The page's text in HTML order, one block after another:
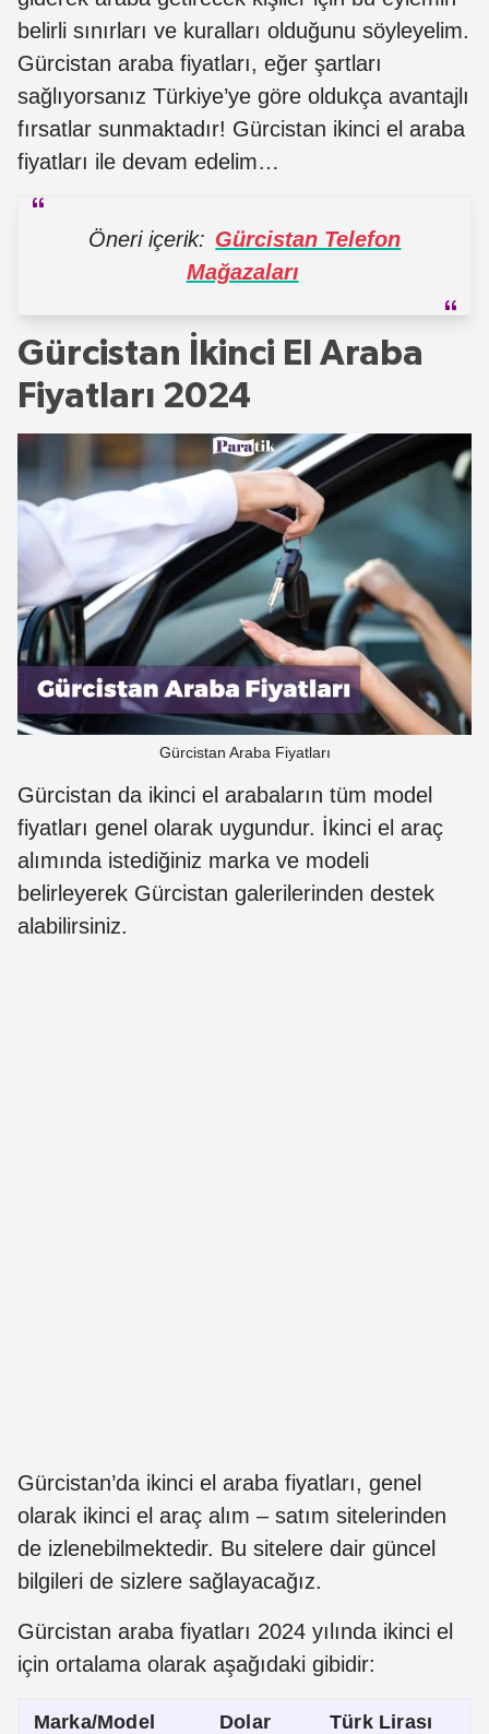
belirli sınırları ve kuralları olduğunu söyleyelim.
Gürcistan araba fiyatları, eğer şartları
sağlıyorsanız Türkiye’ye göre oldukça avantajlı
fırsatlar sunmaktadır! Gürcistan ikinci el araba
fiyatları ile devam edelim…
Öneri içerik: Gürcistan Telefon
Mağazaları
Gürcistan İkinci El Araba
Fiyatları 2024
Gürcistan Araba Fiyatları
Gürcistan da ikinci el arabaların tüm model
fiyatları genel olarak uygundur. İkinci el araç
alımında istediğiniz marka ve modeli
belirleyerek Gürcistan galerilerinden destek
alabilirsiniz.
Gürcistan’da ikinci el araba fiyatları, genel
olarak ikinci el araç alım – satım sitelerinden
de izlenebilmektedir. Bu sitelere dair güncel
bilgileri de sizlere sağlayacağız.
Gürcistan araba fiyatları 2024 yılında ikinci el
için ortalama olarak aşağıdaki gibidir:
Marka/Model Dolar Türk Lirası